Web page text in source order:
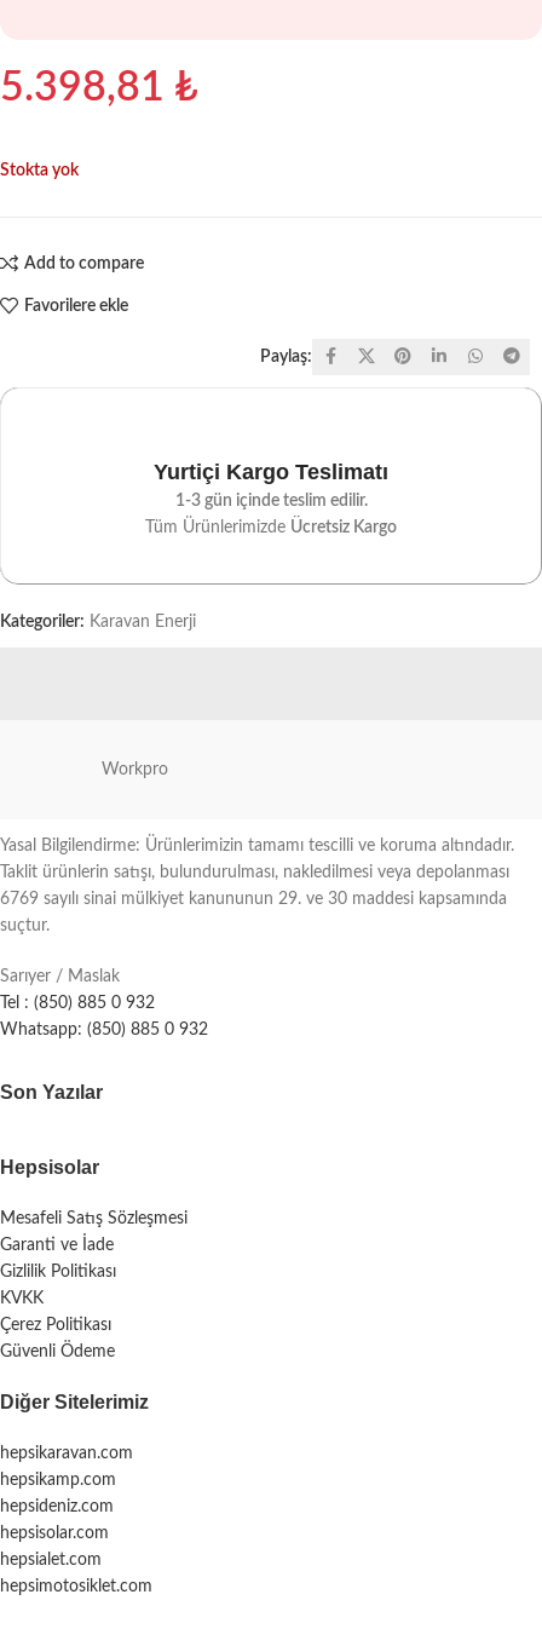
5.398,81 ₺
Stokta yok
Add to compare
Favorilere ekle
Paylaş:
Yurtiçi Kargo Teslimatı
1-3 gün içinde teslim edilir.
Tüm Ürünlerimizde Ücretsiz Kargo
Kategoriler: Karavan Enerji
Workpro
Yasal Bilgilendirme: Ürünlerimizin tamamı tescilli ve koruma altındadır.
Taklit ürünlerin satışı, bulundurulması, nakledilmesi veya depolanması
6769 sayılı sinai mülkiyet kanununun 29. ve 30 maddesi kapsamında
suçtur.
Sarıyer / Maslak
Tel : (850) 885 0 932
Whatsapp: (850) 885 0 932
Son Yazılar
Hepsisolar
Mesafeli Satış Sözleşmesi
Garanti ve İade
Gizlilik Politikası
KVKK
Çerez Politikası
Güvenli Ödeme
Diğer Sitelerimiz
hepsikaravan.com
hepsikamp.com
hepsideniz.com
hepsisolar.com
hepsialet.com
hepsimotosiklet.com